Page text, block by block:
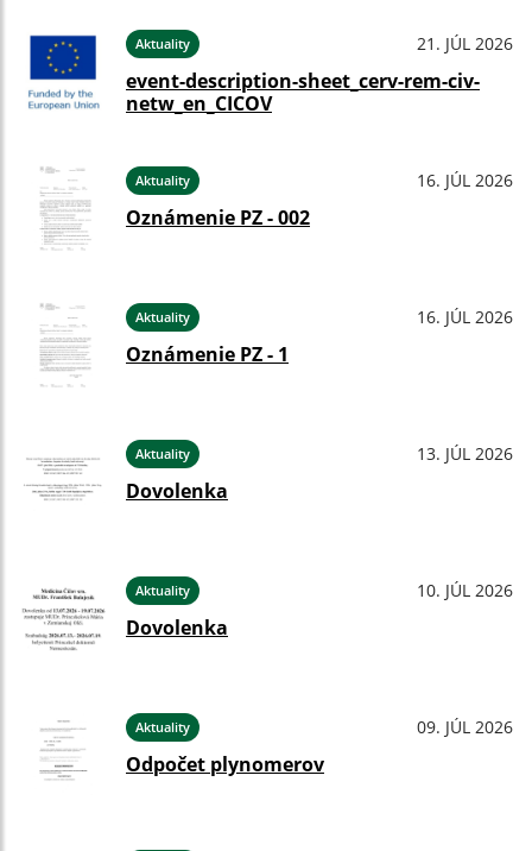
Aktuality 21. JÚL 2026
event-description-sheet_cerv-rem-civ-
netw_en_CICOV
Aktuality 16. JÚL 2026
Oznámenie PZ - 002
Aktuality 16. JÚL 2026
Oznámenie PZ - 1
Aktuality 13. JÚL 2026
Dovolenka
Aktuality 10. JÚL 2026
Dovolenka
Aktuality 09. JÚL 2026
Odpočet plynomerov